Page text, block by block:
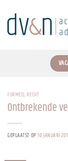
naar
inhoud
FORMEEL RECHT
Ontbrekende
GEPLAATST OP10 JANUARI